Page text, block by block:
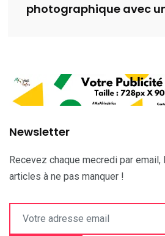
photographique avec
Newsletter
Recevez chaque mecredi par
articles à ne pas manquer !